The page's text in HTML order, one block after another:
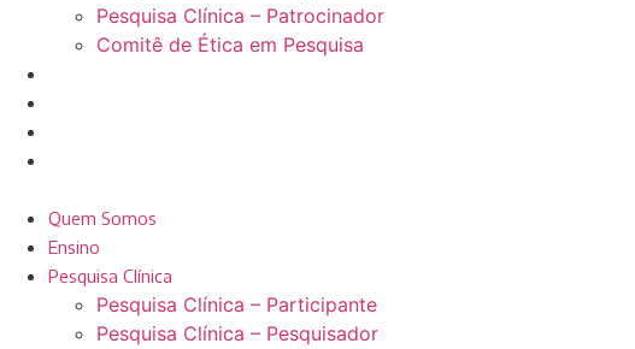
Pesquisa Clínica – Patrocinador
Comitê de Ética em Pesquisa
Quem Somos
Ensino
Pesquisa Clínica
Pesquisa Clínica – Participante
Pesquisa Clínica – Pesquisador